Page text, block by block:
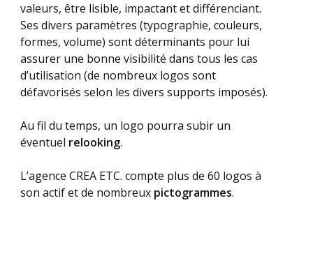
valeurs, être lisible, impactant et différenciant.
Ses divers paramètres (typographie, couleurs,
formes, volume) sont déterminants pour lui
assurer une bonne visibilité dans tous les cas
d’utilisation (de nombreux logos sont
défavorisés selon les divers supports imposés).
Au fil du temps, un logo pourra subir un
éventuel relooking.
L’agence CREA ETC. compte plus de 60 logos à
son actif et de nombreux pictogrammes.